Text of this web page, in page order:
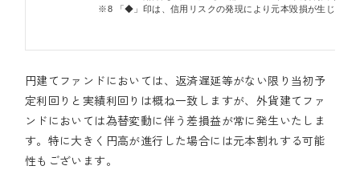
※8 「◆」印は、信用リスクの発現により元本毀損が生じたフ
円建てファンドにおいては、返済遅延等がない限り当初予
定利回りと実績利回りは概ね一致しますが、外貨建てファ
ンドにおいては為替変動に伴う差損益が常に発生いたしま
す。特に大きく円高が進行した場合には元本割れする可能
性もございます。